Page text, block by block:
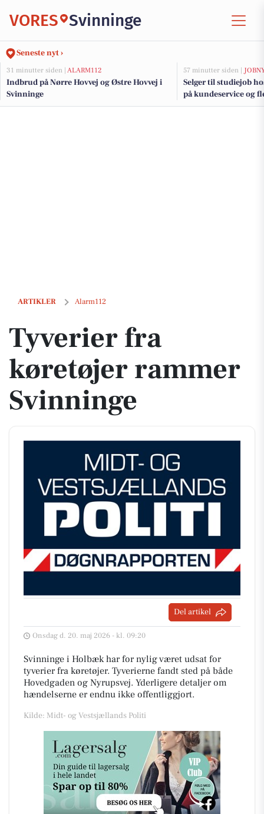
VORES Svinninge
Seneste nyt ›
31 minutter siden | ALARM112
Indbrud på Nørre Hovvej og Østre Hovvej i
Svinninge
57 minutter siden |
Selger til studiejob
på kundeservice og
ARTIKLER Alarm112
Tyverier fra køretøjer rammer Svinninge
Tyverier fra
køretøjer rammer
Svinninge
Del artikel
Onsdag d. 20. maj 2026 - kl. 09:20
Svinninge i Holbæk har for nylig været udsat for
tyverier fra køretøjer. Tyverierne fandt sted på både
Hovedgaden og Nyrupsvej. Yderligere detaljer om
hændelserne er endnu ikke offentliggjort.
Kilde: Midt- og Vestsjællands Politi